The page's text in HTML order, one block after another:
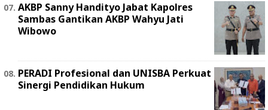
AKBP Sanny Handityo Jabat Kapolres
Sambas Gantikan AKBP Wahyu Jati
Wibowo
PERADI Profesional dan UNISBA Perkuat
Sinergi Pendidikan Hukum